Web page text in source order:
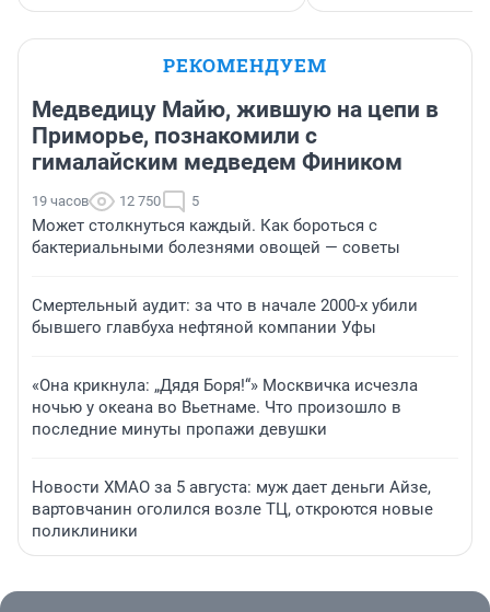
РЕКОМЕНДУЕМ
Медведицу Майю, жившую на цепи в
Приморье, познакомили с
гималайским медведем Фиником
19 часов 12 750 5
Может столкнуться каждый. Как бороться с
бактериальными болезнями овощей — советы
Смертельный аудит: за что в начале 2000-х убили
бывшего главбуха нефтяной компании Уфы
«Она крикнула: „Дядя Боря!“» Москвичка исчезла
ночью у океана во Вьетнаме. Что произошло в
последние минуты пропажи девушки
Новости ХМАО за 5 августа: муж дает деньги Айзе,
вартовчанин оголился возле ТЦ, откроются новые
поликлиники